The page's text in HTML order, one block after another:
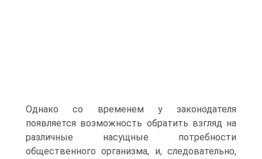
Однако со временем у законодателя
появляется возможность обратить взгляд на
различные насущные потребности
общественного организма, и, следовательно,